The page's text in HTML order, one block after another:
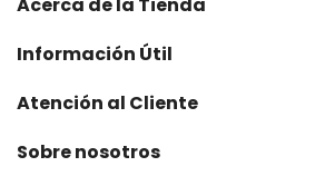
Información Útil
Atención al Cliente
Sobre nosotros